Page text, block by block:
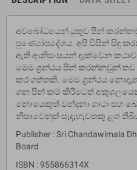
අවබෝධයෙන් යුතුව පින්
පුණ්‍යෝපදේශය. අපි විසින් සිදු
ඇති ආනිසංසයන් දැක්වෙන
මෙම ග්‍රන්ථය පින් කරන්නවුන් තව
කර ගත්තකි. මෙම ග්‍රන්ථය
ගන පින් කම් කිරීමටත්
නොයෙකුත් වන්දනා ගාථා සහ
නිසාවෙනුත් සැදැහැවතකු ළග
Publisher : Sri Chandawimala
Board
ISBN : 955866314X